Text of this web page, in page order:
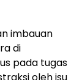
imbauan
di
pada tugas
oleh isu